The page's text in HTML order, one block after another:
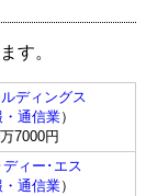
す。
ディングス
・通信業）
7000円
ィー･エス
・通信業）